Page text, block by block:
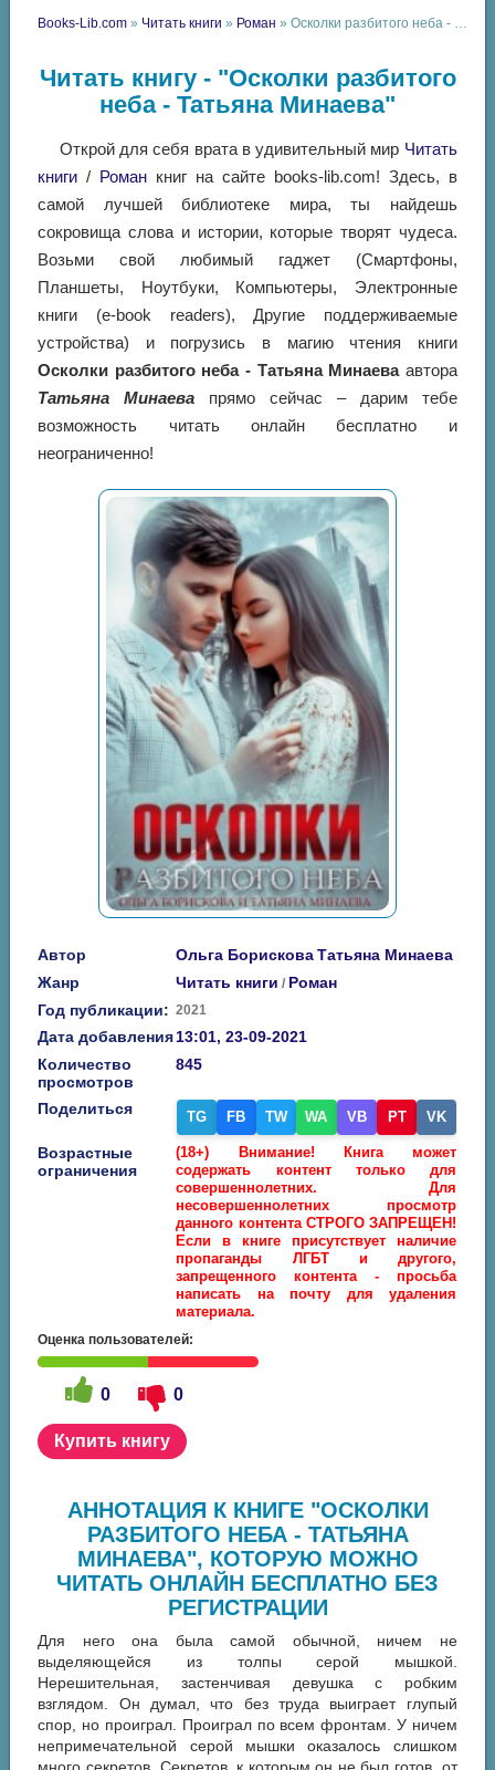
Books-Lib.com » Читать книги » Роман » Осколки разбитого неба - Татьяна Минаева
Читать книгу - "Осколки разбитого
неба - Татьяна Минаева"
Открой для себя врата в удивительный мир Читать
книги / Роман книг на сайте books-lib.com! Здесь, в
самой лучшей библиотеке мира, ты найдешь
сокровища слова и истории, которые творят чудеса.
Возьми свой любимый гаджет (Смартфоны,
Планшеты, Ноутбуки, Компьютеры, Электронные
книги (e-book readers), Другие поддерживаемые
устройства) и погрузись в магию чтения книги
Осколки разбитого неба - Татьяна Минаеваавтора
Татьяна Минаева прямо сейчас – дарим тебе
возможность читать онлайн бесплатно и
неограниченно!
Автор Ольга Борискова Татьяна Минаева
Жанр
Читать книги / Роман
Год публикации: 2021
Дата добавления13:01, 23-09-2021
Количество
просмотров
845
Поделиться TG FB TW WA VB PT VK
Возрастные
ограничения
(18+) Внимание! Книга может
содержать контент только для
совершеннолетних. Для
несовершеннолетних просмотр
данного контента СТРОГО ЗАПРЕЩЕН!
Если в книге присутствует наличие
пропаганды ЛГБТ и другого,
запрещенного контента - просьба
написать на почту для удаления
материала.
Оценка пользователей:
0 0
Купить книгу
АННОТАЦИЯ К КНИГЕ "ОСКОЛКИ
РАЗБИТОГО НЕБА - ТАТЬЯНА
МИНАЕВА", КОТОРУЮ МОЖНО
ЧИТАТЬ ОНЛАЙН БЕСПЛАТНО БЕЗ
РЕГИСТРАЦИИ
Для него она была самой обычной, ничем не
выделяющейся из толпы серой мышкой.
Нерешительная, застенчивая девушка с робким
взглядом. Он думал, что без труда выиграет глупый
спор, но проиграл. Проиграл по всем фронтам. У ничем
непримечательной серой мышки оказалось слишком